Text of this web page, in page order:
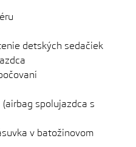
detských sedačiek
spolujazdca s
v batožinovom